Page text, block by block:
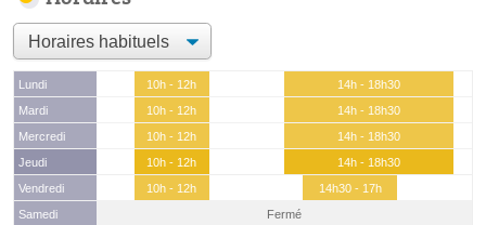
Lundi 10h - 12h
14h - 18h30
Mardi
10h - 12h
14h - 18h30
Mercredi
10h - 12h
14h - 18h30
Jeudi
10h - 12h
14h - 18h30
Vendredi
10h - 12h
14h30 - 17h
Samedi
Fermé